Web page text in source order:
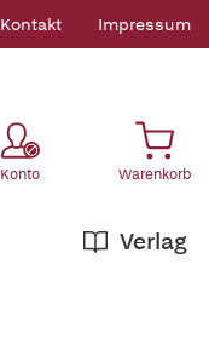
Kontakt Impressum
Konto Warenkorb
Verlag